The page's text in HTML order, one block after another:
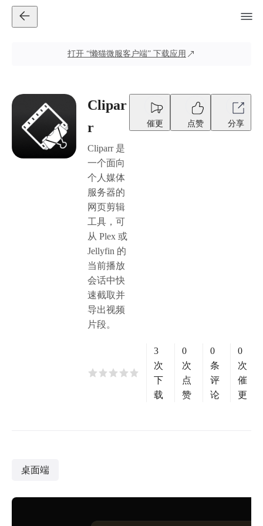
打开 “懒猫微服客户端” 下载应用
Clipar
r
Cliparr 是
一个面向
个人媒体
服务器的
网页剪辑
工具，可
从 Plex 或
Jellyfin 的
当前播放
会话中快
速截取并
导出视频
片段。
催更 点赞 分享
3
次
下
载
0
次
点
赞
0
条
评
论
0
次
催
更
桌面端